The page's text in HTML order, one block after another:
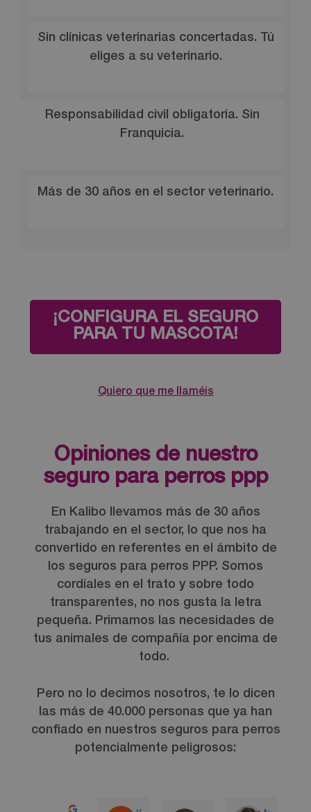
Sin clínicas veterinarias concertadas. Tú
eliges a su veterinario.
Responsabilidad civil obligatoria. Sin
Franquicia.
Más de 30 años en el sector veterinario.
¡CONFIGURA EL SEGURO
PARA TU MASCOTA!
Quiero que me llaméis
Opiniones de nuestro
seguro para perros ppp
En Kalibo llevamos más de 30 años
trabajando en el sector, lo que nos ha
convertido en referentes en el ámbito de
los seguros para perros PPP. Somos
cordiales en el trato y sobre todo
transparentes, no nos gusta la letra
pequeña. Primamos las necesidades de
tus animales de compañía por encima de
todo.
Pero no lo decimos nosotros, te lo dicen
las más de 40.000 personas que ya han
confiado en nuestros seguros para perros
potencialmente peligrosos: